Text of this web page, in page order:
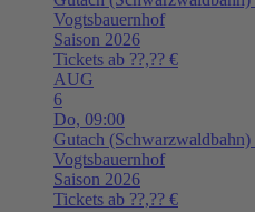
Vogtsbauernhof
Saison 2026
Tickets ab ??,?? €
AUG
6
Do, 09:00
Gutach (Schwarzwaldbahn)
Vogtsbauernhof
Saison 2026
Tickets ab ??,?? €